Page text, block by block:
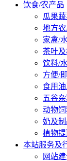
饮食/农产品
瓜果
地方
家禽/
茶叶
饮料/
方便/
食用
五谷
动物
奶及
植物
本站服务及
网站